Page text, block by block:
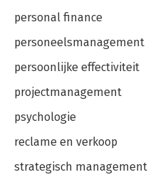
personal finance
personeelsmanagement
persoonlijke effectiviteit
projectmanagement
psychologie
reclame en verkoop
strategisch management